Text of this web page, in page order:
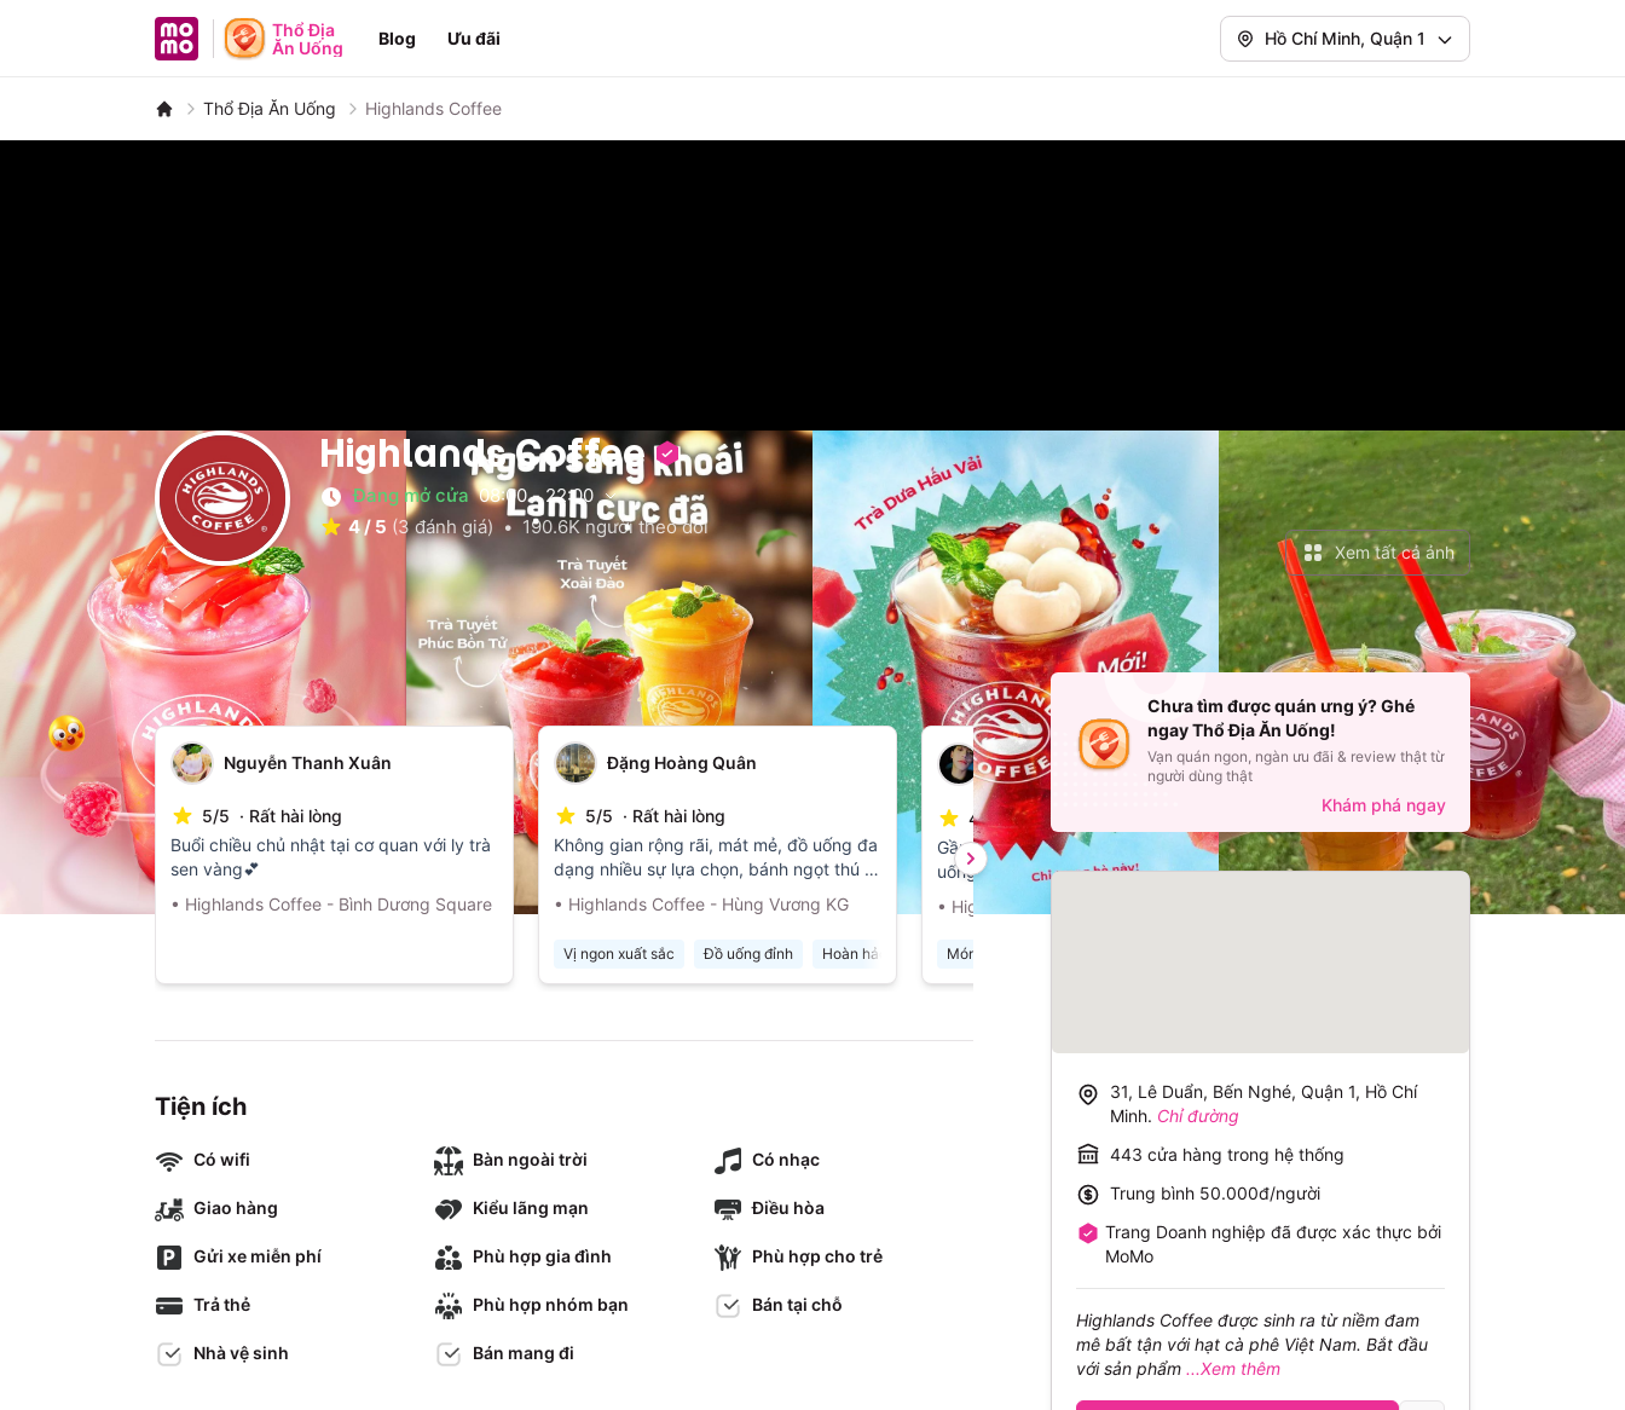
MoMo - Ứng dụng tài chính
Thổ Địa
Ăn Uống
Blog Ưu đãi Hồ Chí Minh, Quận 1
Thổ Địa Ăn Uống Highlands Coffee
Highlands Coffee
Đang mở cửa 08:00- 22:00
4/ 5 (3 đánh giá) • 190.6Kngười theo dõi
Xem tất cả ảnh
Top Review (3đánh giá) Xem tất cả
Nguyễn Thanh Xuân
5/5 · Rất hài lòng
Buổi chiều chủ nhật tại cơ quan với ly trà
sen vàng💕
• Highlands Coffee - Bình Dương Square
Đặng Hoàng Quân
5/5 · Rất hài lòng
Không gian rộng rãi, mát mẻ, đồ uống đa
dạng nhiều sự lựa chọn, bánh ngọt thú vị
bắt mắt, phục vụ nhiệt tình, tận tâm
• Highlands Coffee - Hùng Vương KG
Vị ngon xuất sắc Đồ uống đỉnh Hoàn hảo với mức giá
Nguyễn Nhật Duy
Đã mua qua MoMo
4/5 ·Hài lòng
Gần nhà nên thường xuyên đi bộ ra quán
uống cf, quán một lầu nên không gian hơi
chật, đôi lúc thiếu bàn, và hơi ồn. nhưng
ngược lại nước uống ngon và trang trí
đẹp. Đã đki membership
• Highlands Coffee - 270C Bạch Đằng
Món ăn ngon miệng
Nguyễn Nhật Duy
Đã mua qua MoMo
4/ 5 ·Hài lòng
Gần nhà nên thường xuyên đi bộ ra
uống cf, quán một lầu nên không gian
chật, đôi lúc thiếu bàn, và hơi ồn.
ngược lại nước uống ngon và trang trí
Highlands Coffee - 270C Bạch Đằng
Tiện ích
Có wifi Bàn ngoài trời Có nhạc
Giao hàng Kiểu lãng mạn Điều hòa
Gửi xe miễn phí Phù hợp gia đình Phù hợp cho trẻ
Trả thẻ Phù hợp nhóm bạn Bán tại chỗ
Nhà vệ sinh Bán mang đi
31, Lê Duẩn, Bến Nghé, Quận 1, Hồ Chí
Minh. Chỉ đường
443 cửa hàng trong hệ thống
Trung bình 50.000đ/người
Trang Doanh nghiệp đã được xác thực bởi
MoMo
Highlands Coffee được sinh ra từ niềm đam
mê bất tận với hạt cà phê Việt Nam. Bắt đầu
với sản phẩm ...Xem thêm
Chưa tìm được quán ưng ý? Ghé
ngay Thổ Địa Ăn Uống!
Vạn quán ngon, ngàn ưu đãi & review thật từ
người dùng thật
Khám phá ngay